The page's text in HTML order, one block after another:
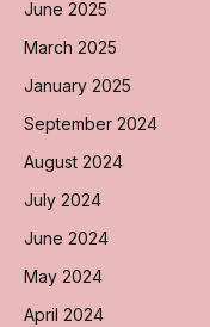
June 2025
March 2025
January 2025
September 2024
August 2024
July 2024
June 2024
May 2024
April 2024